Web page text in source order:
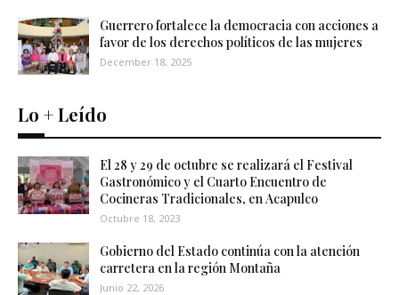
Guerrero fortalece la democracia con acciones a
favor de los derechos políticos de las mujeres
December 18, 2025
Lo + Leído
El 28 y 29 de octubre se realizará el Festival
Gastronómico y el Cuarto Encuentro de
Cocineras Tradicionales, en Acapulco
Octubre 18, 2023
Gobierno del Estado continúa con la atención
carretera en la región Montaña
Junio 22, 2026